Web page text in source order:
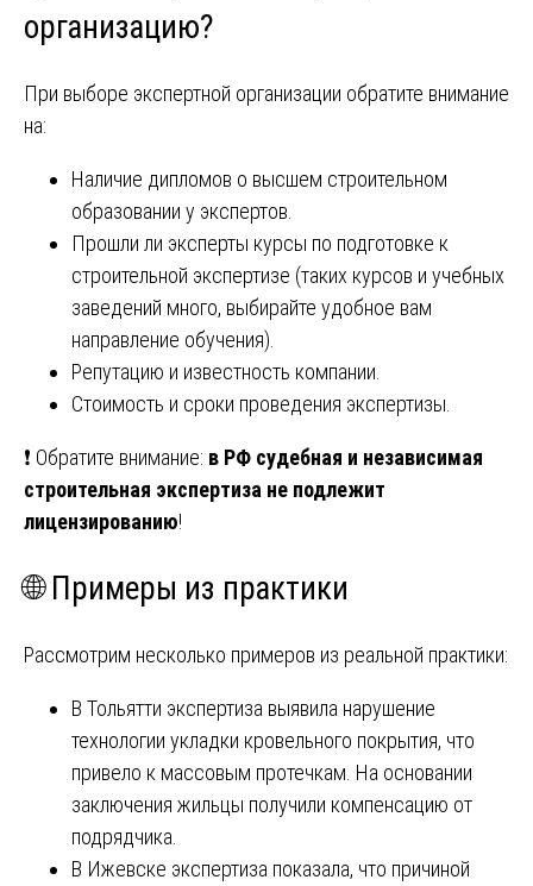
организацию?
При выборе экспертной организации обратите внимание
на:
Наличие дипломов о высшем строительном
образовании у экспертов.
Прошли ли эксперты курсы по подготовке к
строительной экспертизе (таких курсов и учебных
заведений много, выбирайте удобное вам
направление обучения).
Репутацию и известность компании.
Стоимость и сроки проведения экспертизы.
❗ Обратите внимание: в РФ судебная и независимая
строительная экспертиза не подлежит
лицензированию!
🌐 Примеры из практики
Рассмотрим несколько примеров из реальной практики:
В Тольятти экспертиза выявила нарушение
технологии укладки кровельного покрытия, что
привело к массовым протечкам. На основании
заключения жильцы получили компенсацию от
подрядчика.
В Ижевске экспертиза показала, что причиной